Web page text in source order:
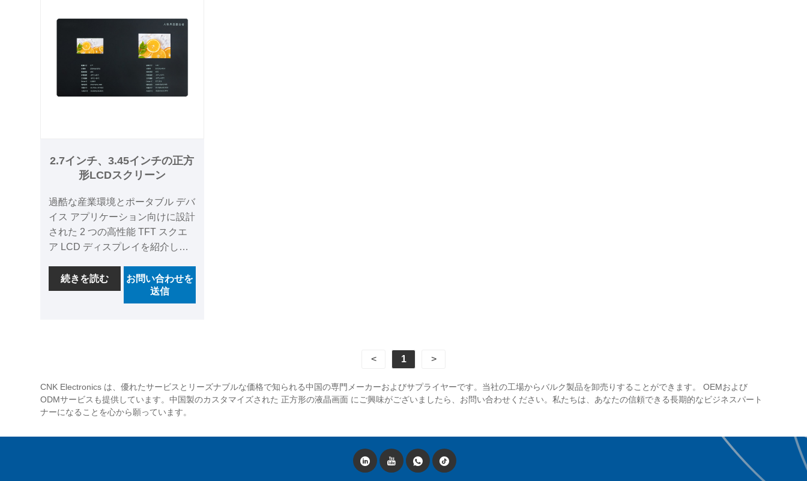
2.7インチ、3.45インチの正方
形LCDスクリーン
過酷な産業環境とポータブル デバ
イス アプリケーション向けに設計
された 2 つの高性能 TFT スクエ
ア LCD ディスプレイを紹介しま
240×284で、POSシステムやスポ
ーツカメラ向けに特別に設計され
たIL18961ドライバーICを搭載し
を使用しているため、ADS の広
い視野角と幅広い温度耐性によ
り、パワーバンクやゲーム デバイ
続きを読む
お問い合わせを
送信
< 1 >
CNK Electronics は、優れたサービスとリーズナブルな価格で知られる中国の専門メーカーおよびサプライヤーです。当社の工場からバルク製品を卸売りすることができます。 OEMおよび
ODMサービスも提供しています。中国製のカスタマイズされた 正方形の液晶画面 にご興味がございましたら、お問い合わせください。私たちは、あなたの信頼できる長期的なビジネスパート
ナーになることを心から願っています。